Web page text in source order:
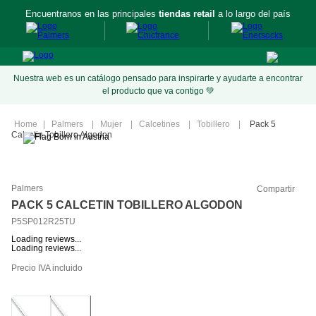
Encuentranos en las principales tiendas retail a lo largo del país
Nuestra web es un catálogo pensado para inspirarte y ayudarte a encontrar
el producto que va contigo 💚
Palmers Mujer Calcetines Tobillero
Pack 5
Calcetin Tobillero Algodon
Palmers Compartir
PACK 5 CALCETIN TOBILLERO ALGODON
P5SP012R25TU
Loading reviews...
Loading reviews...
Precio IVA incluido